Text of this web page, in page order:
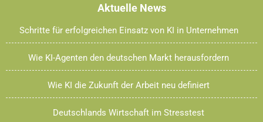
Aktuelle News
Schritte für erfolgreichen Einsatz von KI in Unternehmen
Wie KI-Agenten den deutschen Markt herausfordern
Wie KI die Zukunft der Arbeit neu definiert
Deutschlands Wirtschaft im Stresstest